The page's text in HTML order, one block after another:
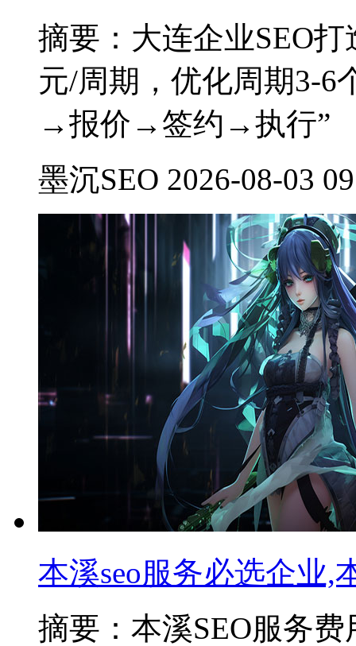
摘要：大连企业SEO
元/周期，优化周期3-
→报价→签约→执行”
墨沉SEO 2026-08-03
本溪seo服务必选企业,
摘要：本溪SEO服务